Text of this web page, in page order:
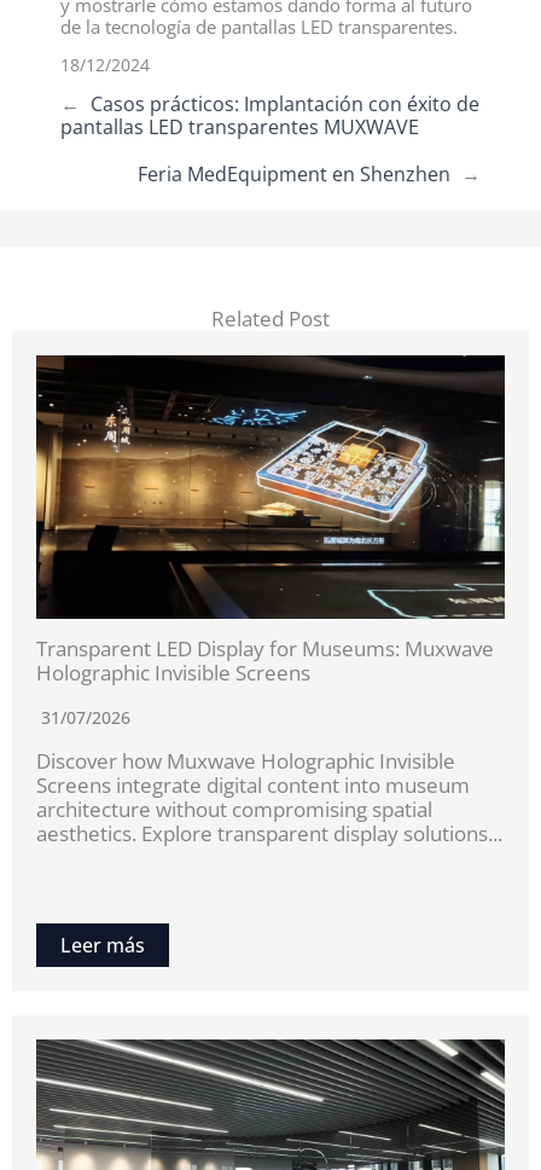
y mostrarle cómo estamos dando forma al futuro
de la tecnología de pantallas LED transparentes.
18/12/2024
← Casos prácticos: Implantación con éxito de
pantallas LED transparentes MUXWAVE
Feria MedEquipment en Shenzhen →
Related Post
Transparent LED Display for Museums: Muxwave
Holographic Invisible Screens
31/07/2026
Discover how Muxwave Holographic Invisible
Screens integrate digital content into museum
architecture without compromising spatial
aesthetics. Explore transparent display solutions...
Leer más